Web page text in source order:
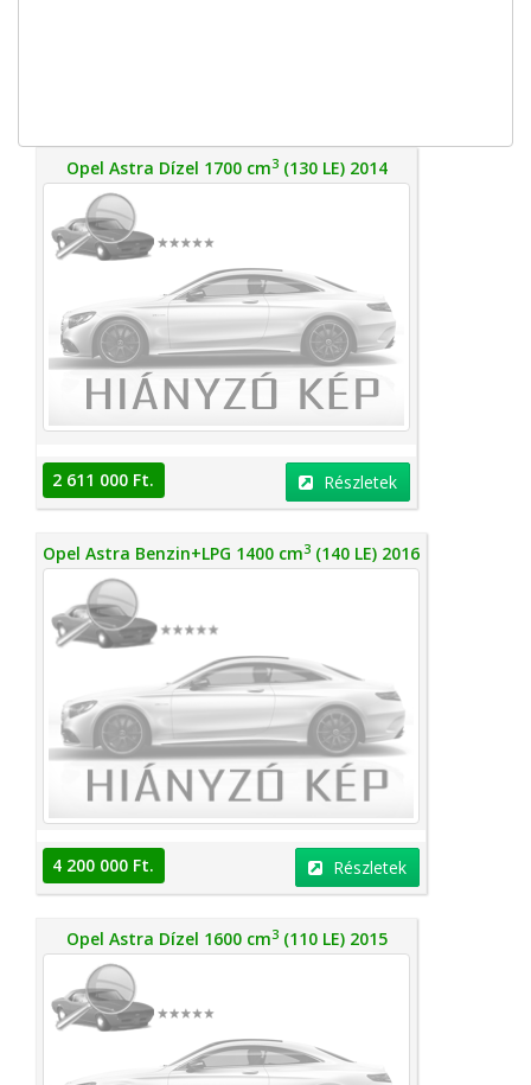
Opel Astra Dízel 1700 cm3(130 LE) 2014
2 611 000 Ft. Részletek
Opel Astra Benzin+LPG 1400 cm3 (140 LE) 2016
4 200 000 Ft. Részletek
Opel Astra Dízel 1600 cm3(110 LE) 2015